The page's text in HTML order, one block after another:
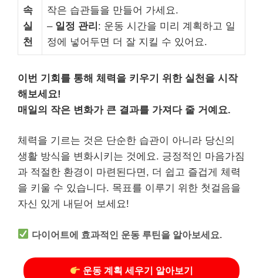
속
실
천
작은 습관들을 만들어 가세요.
– 일정 관리 : 운동 시간을 미리 계획하고 일
정에 넣어두면 더 잘 지킬 수 있어요.
이번 기회를 통해 체력을 키우기 위한 실천을 시작
해보세요!
매일의 작은 변화가 큰 결과를 가져다 줄 거예요.
체력을 기르는 것은 단순한 습관이 아니라 당신의
생활 방식을 변화시키는 것에요. 긍정적인 마음가짐
과 적절한 환경이 마련된다면, 더 쉽고 즐겁게 체력
을 키울 수 있습니다. 목표를 이루기 위한 첫걸음을
자신 있게 내딛어 보세요!
다이어트에 효과적인 운동 루틴을 알아보세요.
운동 계획 세우기 알아보기